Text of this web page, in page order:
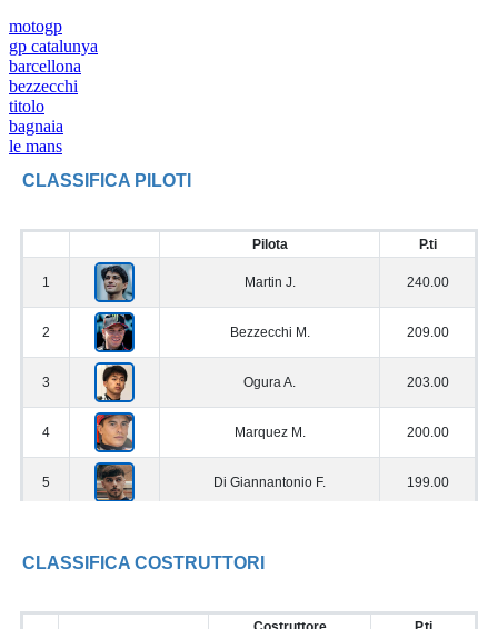
motogp
gp catalunya
barcellona
bezzecchi
titolo
bagnaia
le mans